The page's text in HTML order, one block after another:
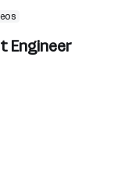
Engineer